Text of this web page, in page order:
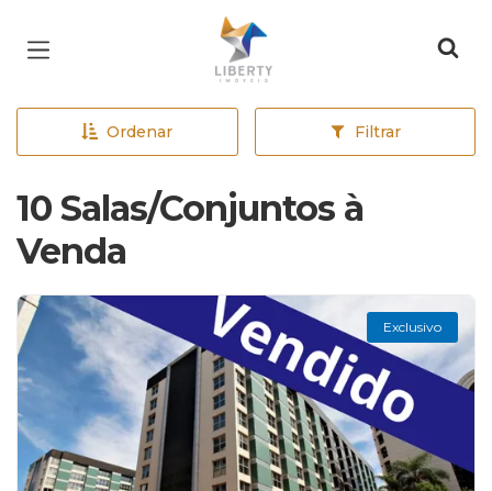
Página inicial
Ordenar Filtrar
10 Salas/Conjuntos à
Venda
Exclusivo